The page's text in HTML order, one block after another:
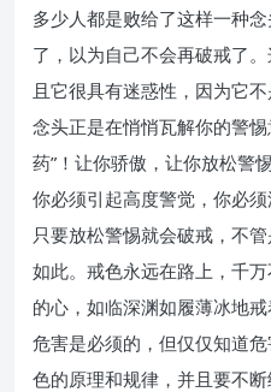
多少人都是败给了这样一种
了，以为自己不会再破戒了
且它很具有迷惑性，因为它
念头正是在悄悄瓦解你的警
药”！让你骄傲，让你放松警
你必须引起高度警觉，你必
只要放松警惕就会破戒，不
如此。戒色永远在路上，千
的心，如临深渊如履薄冰地
危害是必须的，但仅仅知道
色的原理和规律，并且要不